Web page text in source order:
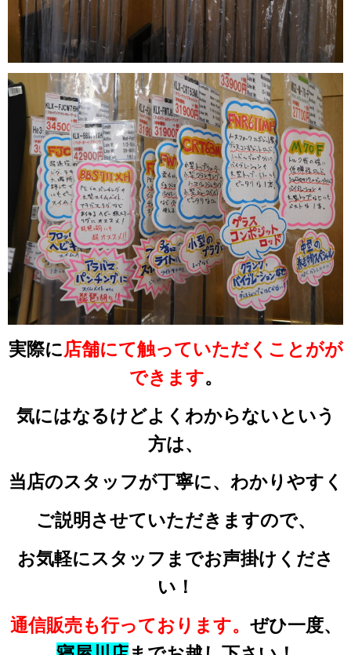
実際に店舗にて触っていただくことがが
できます。
気にはなるけどよくわからないという
方は、
当店のスタッフが丁寧に、わかりやすく
ご説明させていただきますので、
お気軽にスタッフまでお声掛けくださ
い！
通信販売も行っております。 ぜひ一度、